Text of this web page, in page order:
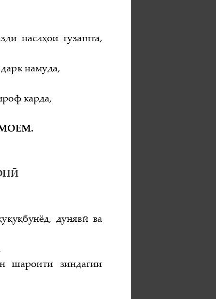
наслҳои гузашта,
намуда,
карда,
Ӣ
қуқбунёд, дуняв
ӣ ва
шароити  зиндагии